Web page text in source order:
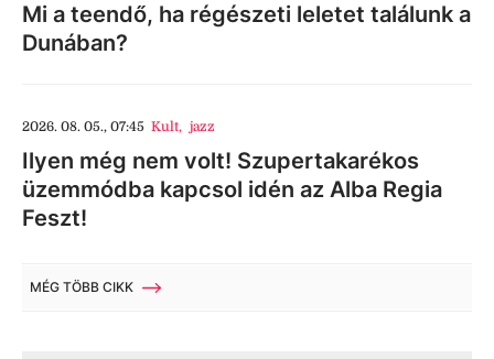
Mi a teendő, ha régészeti leletet találunk a
Dunában?
2026. 08. 05., 07:45 Kult, jazz
Ilyen még nem volt! Szupertakarékos
üzemmódba kapcsol idén az Alba Regia
Feszt!
MÉG TÖBB CIKK